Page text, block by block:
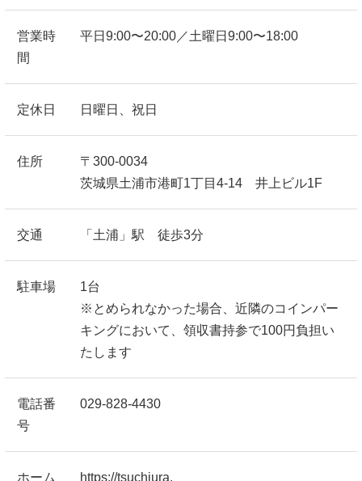
営業時
間
平日9:00〜20:00／土曜日9:00〜18:00
定休日 日曜日、祝日
住所
〒300-0034
茨城県土浦市港町1丁目4-14 井上ビル1F
交通 「土浦」駅 徒歩3分
駐車場
1台
※とめられなかった場合、近隣のコインパー
キングにおいて、領収書持参で100円負担い
たします
電話番
号
029-828-4430
ホーム https://tsuchiura.